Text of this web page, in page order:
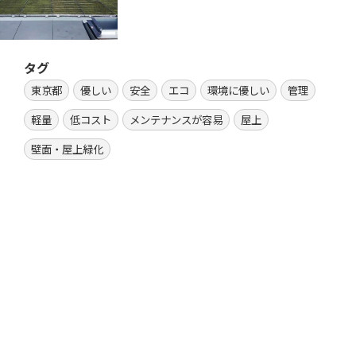
タグ
東京都 優しい 安全 エコ 環境に優しい
管理
軽量
低コスト メンテナンスが容易
屋上
壁面・屋上緑化